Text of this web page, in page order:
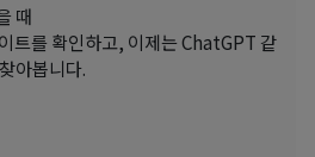
때
트를 확인하고, 이제는 ChatGPT 같
아봅니다.